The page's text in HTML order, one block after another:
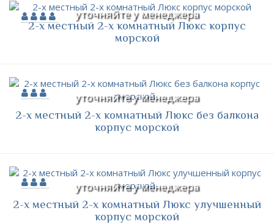
уточняйте у менеджера
2-х местный 2-х комнатный Люкс корпус
морской
уточняйте у менеджера
2-х местный 2-х комнатный Люкс без балкона
корпус морской
уточняйте у менеджера
2-х местный 2-х комнатный Люкс улучшенный
корпус морской